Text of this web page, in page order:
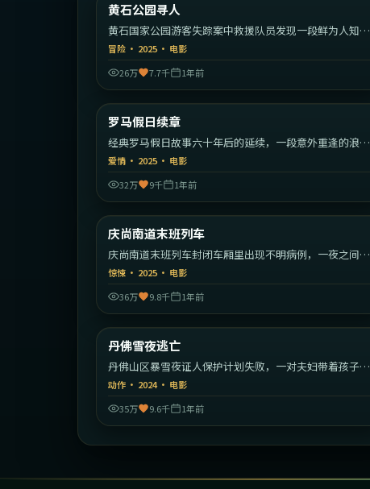
最新
黄石公园寻人
黄石国家公园游客失踪案中救援队员发现一段鲜为人知的
家族秘密。
冒险· 2025· 电影
26万
7.7千 1年前
最新
罗马假日续章
经典罗马假日故事六十年后的延续，一段意外重逢的浪漫
旅程。
爱情· 2025· 电影
32万
9千 1年前
最新
庆尚南道末班列车
庆尚南道末班列车封闭车厢里出现不明病例，一夜之间秩
序崩塌。
惊悚· 2025· 电影
36万
9.8千 1年前
最新
丹佛雪夜逃亡
丹佛山区暴雪夜证人保护计划失败，一对夫妇带着孩子开
始绝命逃亡。
动作· 2024· 电影
35万
9.6千 1年前